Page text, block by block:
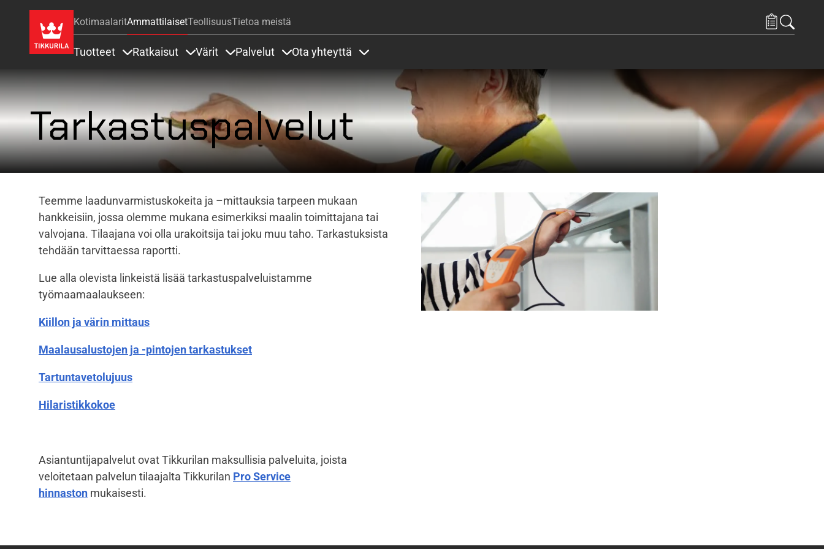
KotimaalaritAmmattilaisetTeollisuusTietoa meistä
Tuotteet Ratkaisut Värit Palvelut Ota yhteyttä
Tarkastuspalvelut
Teemme laadunvarmistuskokeita ja –mittauksia tarpeen mukaan
hankkeisiin, jossa olemme mukana esimerkiksi maalin toimittajana tai
valvojana. Tilaajana voi olla urakoitsija tai joku muu taho. Tarkastuksista
tehdään tarvittaessa raportti.
Lue alla olevista linkeistä lisää tarkastuspalveluistamme
työmaamaalaukseen:
Kiillon ja värin mittaus
Maalausalustojen ja -pintojen tarkastukset
Tartuntavetolujuus
Hilaristikkokoe
Asiantuntijapalvelut ovat Tikkurilan maksullisia palveluita, joista
veloitetaan palvelun tilaajalta Tikkurilan Pro Service
hinnaston mukaisesti.